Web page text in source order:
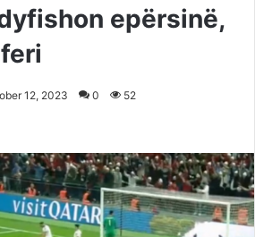
epërsinë,
12, 2023 0 52